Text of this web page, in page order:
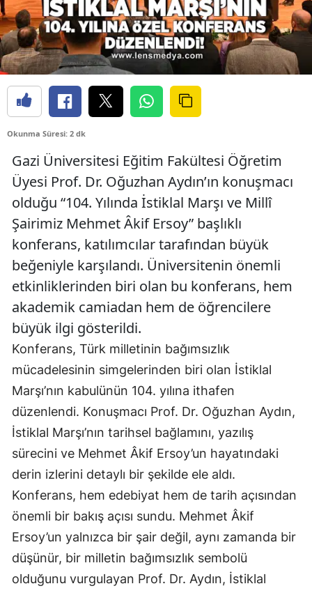
Okunma Süresi: 2 dk
Gazi Üniversitesi Eğitim Fakültesi Öğretim
Üyesi Prof. Dr. Oğuzhan Aydın’ın konuşmacı
olduğu “104. Yılında İstiklal Marşı ve Millî
Şairimiz Mehmet Âkif Ersoy” başlıklı
konferans, katılımcılar tarafından büyük
beğeniyle karşılandı. Üniversitenin önemli
etkinliklerinden biri olan bu konferans, hem
akademik camiadan hem de öğrencilere
büyük ilgi gösterildi.
Konferans, Türk milletinin bağımsızlık
mücadelesinin simgelerinden biri olan İstiklal
Marşı’nın kabulünün 104. yılına ithafen
düzenlendi. Konuşmacı Prof. Dr. Oğuzhan Aydın,
İstiklal Marşı’nın tarihsel bağlamını, yazılış
sürecini ve Mehmet Âkif Ersoy’un hayatındaki
derin izlerini detaylı bir şekilde ele aldı.
Konferans, hem edebiyat hem de tarih açısından
önemli bir bakış açısı sundu. Mehmet Âkif
Ersoy’un yalnızca bir şair değil, aynı zamanda bir
düşünür, bir milletin bağımsızlık sembolü
olduğunu vurgulayan Prof. Dr. Aydın, İstiklal